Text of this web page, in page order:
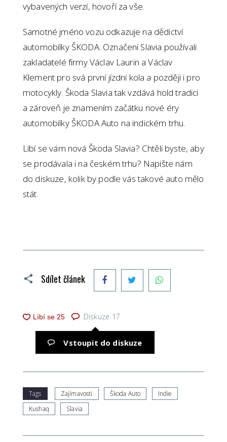
vybavených verzí, hovoří za vše.
Samotné jméno vozu odkazuje na dědictví
automobilky ŠKODA. Označení Slavia používali
zakladatelé firmy Václav Laurin a Václav
Klement pro svá první jízdní kola a později i pro
motocykly. Škoda Slavia tak vzdává hold tradici
a zároveň je znamením začátku nové éry
automobilky ŠKODA Auto na indickém trhu.
Líbí se vám nová Škoda Slavia? Chtěli byste, aby
se prodávala i na českém trhu? Napište nám
do diskuze, kolik by podle vás takové auto mělo
stát.
Sdílet článek FacebookTwitter
Diskuze 17
Vstoupit do diskuze
Tags Zajímavosti Škoda Auto
Indie
Kushaq
Slavia